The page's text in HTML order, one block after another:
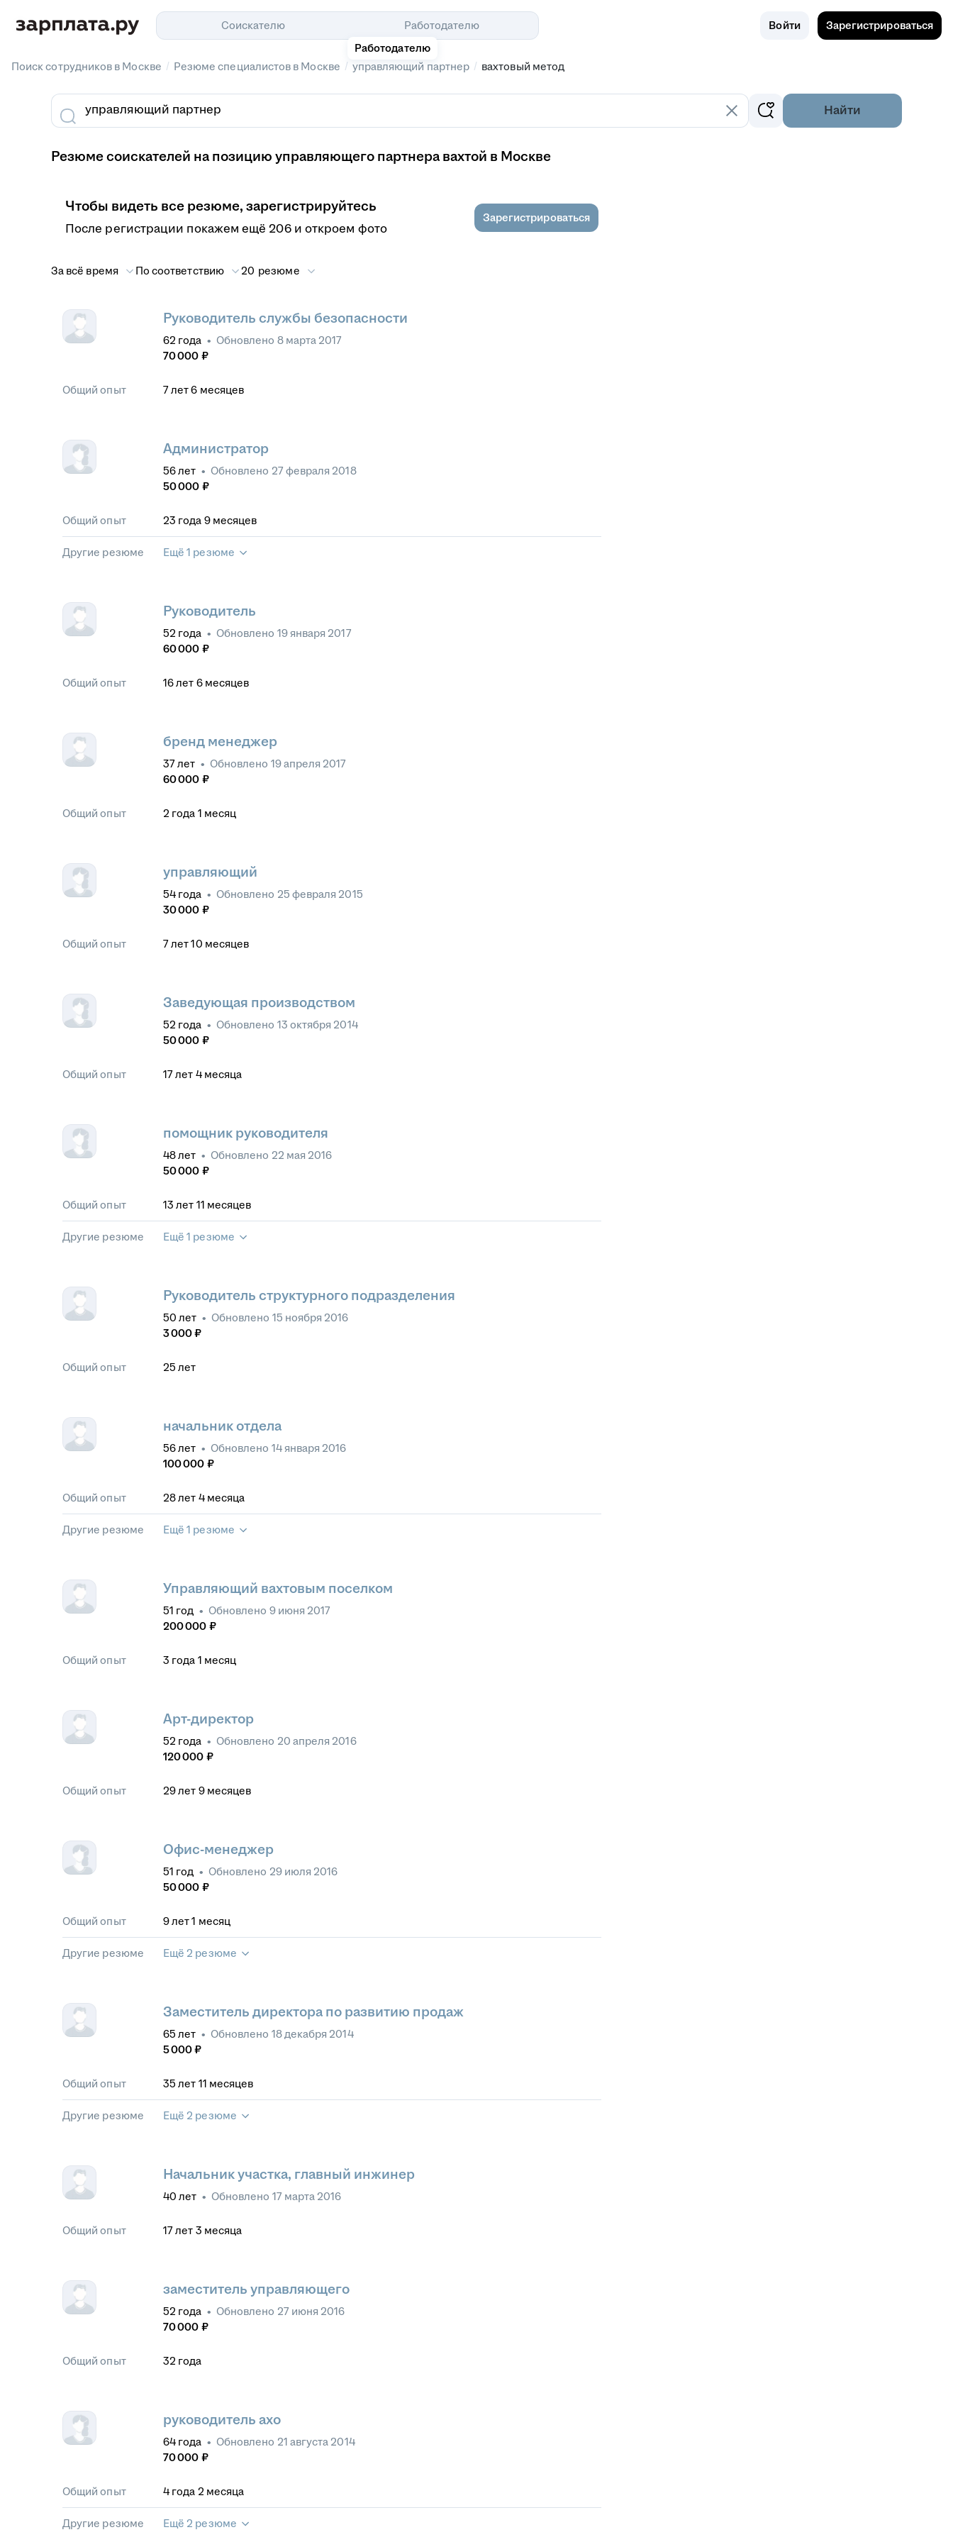
Соискателю
Работодателю
Работодателю
Войти Зарегистрироваться
Поиск сотрудников в Москве / Резюме специалистов в Москве / управляющий партнер / вахтовый метод
Найти
Резюме соискателей на позицию управляющего партнера вахтой в Москве
Чтобы видеть все резюме, зарегистрируйтесь
После регистрации покажем ещё 206 и откроем фото
Зарегистрироваться
За всё время По соответствию 20 резюме
Руководитель службы безопасности
62 года • Обновлено 8 марта 2017
70 000 ₽
Общий опыт 7лет 6 месяцев
Администратор
56лет • Обновлено 27 февраля 2018
50 000 ₽
Общий опыт 23 года 9 месяцев
Другие резюме Ещё 1 резюме
Руководитель
52 года • Обновлено 19 января 2017
60 000 ₽
Общий опыт 16лет 6 месяцев
бренд менеджер
37лет • Обновлено 19 апреля 2017
60 000 ₽
Общий опыт 2 года 1 месяц
управляющий
54 года • Обновлено 25 февраля 2015
30 000 ₽
Общий опыт 7лет 10 месяцев
Заведующая производством
52 года • Обновлено 13 октября 2014
50 000 ₽
Общий опыт 17лет 4 месяца
помощник руководителя
48лет • Обновлено 22 мая 2016
50 000 ₽
Общий опыт 13 лет 11 месяцев
Другие резюме Ещё 1 резюме
Руководитель структурного подразделения
50 лет • Обновлено 15 ноября 2016
3 000 ₽
Общий опыт 25 лет
начальник отдела
56лет • Обновлено 14 января 2016
100 000 ₽
Общий опыт 28лет 4 месяца
Другие резюме Ещё 1 резюме
Управляющий вахтовым поселком
51 год • Обновлено 9 июня 2017
200 000 ₽
Общий опыт 3 года 1 месяц
Арт-директор
52 года • Обновлено 20 апреля 2016
120 000 ₽
Общий опыт 29лет 9 месяцев
Офис-менеджер
51 год • Обновлено 29 июля 2016
50 000 ₽
Общий опыт 9лет 1 месяц
Другие резюме Ещё 2 резюме
Заместитель директора по развитию продаж
65 лет • Обновлено 18 декабря 2014
5 000 ₽
Общий опыт 35 лет 11 месяцев
Другие резюме Ещё 2 резюме
Начальник участка, главный инжинер
40 лет • Обновлено 17 марта 2016
Общий опыт 17лет 3 месяца
заместитель управляющего
52 года • Обновлено 27 июня 2016
70 000 ₽
Общий опыт 32 года
руководитель ахо
64 года • Обновлено 21 августа 2014
70 000 ₽
Общий опыт 4 года 2 месяца
Другие резюме Ещё 2 резюме